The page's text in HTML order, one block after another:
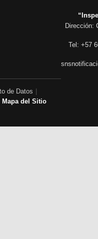
Dirección:
Tel: +57
de Datos
Mapa del Sitio